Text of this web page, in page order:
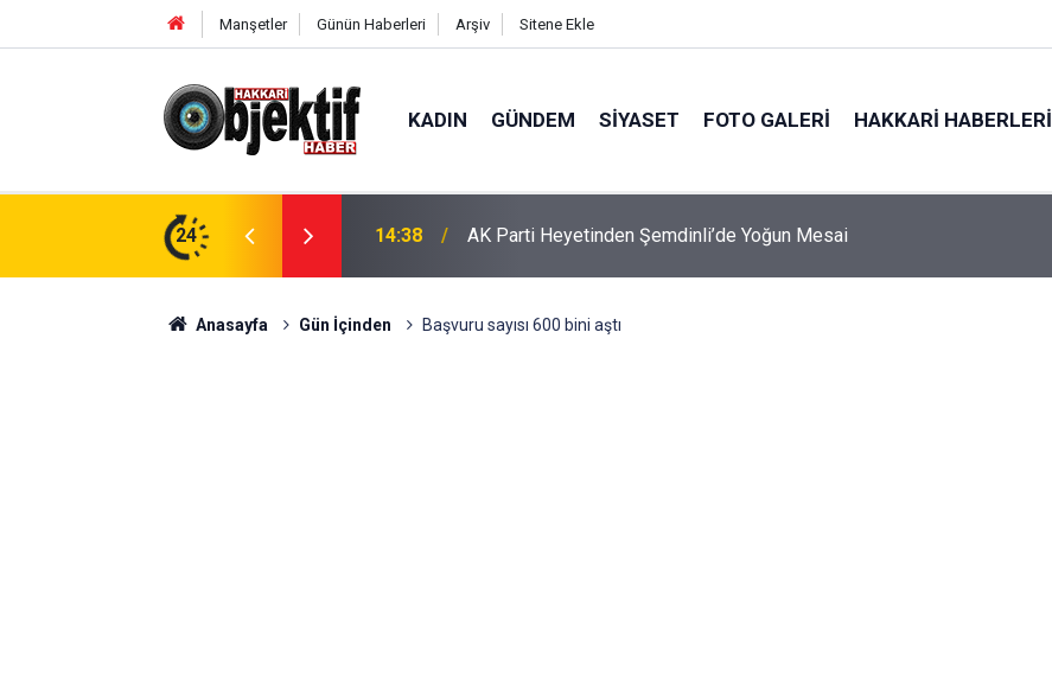
Manşetler Günün Haberleri Arşiv Sitene Ekle
KADIN GÜNDEM SIYASET FOTO GALERI HAKKARI HABERLERI
24 11:43 Hakkâri'de Okullara güvenlik görevlisi alımı yapılacak
Anasayfa Gün İçinden Başvuru sayısı 600 bini aştı